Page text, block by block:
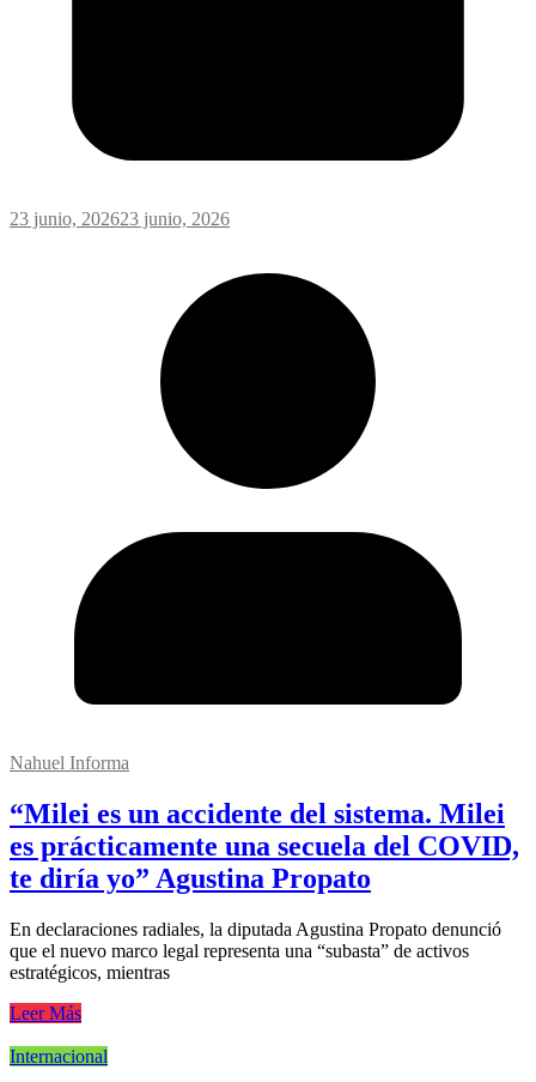
23 junio, 202623 junio, 2026
Nahuel Informa
“Milei es un accidente del sistema. Milei
es prácticamente una secuela del COVID,
te diría yo” Agustina Propato
En declaraciones radiales, la diputada Agustina Propato denunció
que el nuevo marco legal representa una “subasta” de activos
estratégicos, mientras
Leer Más
Internacional